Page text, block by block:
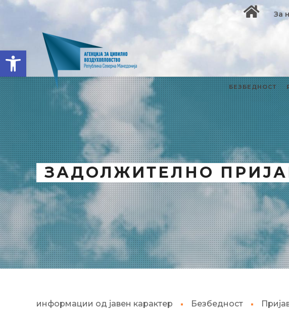
Open toolbar
За
БЕЗБЕДНОСТ
ЗАДОЛЖИТЕЛНО
информации од јавен карактер Безбедност